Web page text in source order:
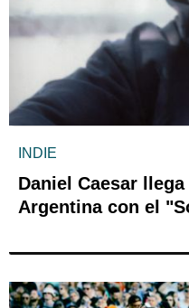
INDIE
Daniel Caesar
Argentina con el